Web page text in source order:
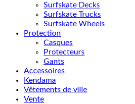
Surfskate Decks
Surfskate Trucks
Surfskate Wheels
Protection
Casques
Protecteurs
Gants
Accessoires
Kendama
Vêtements de ville
Vente